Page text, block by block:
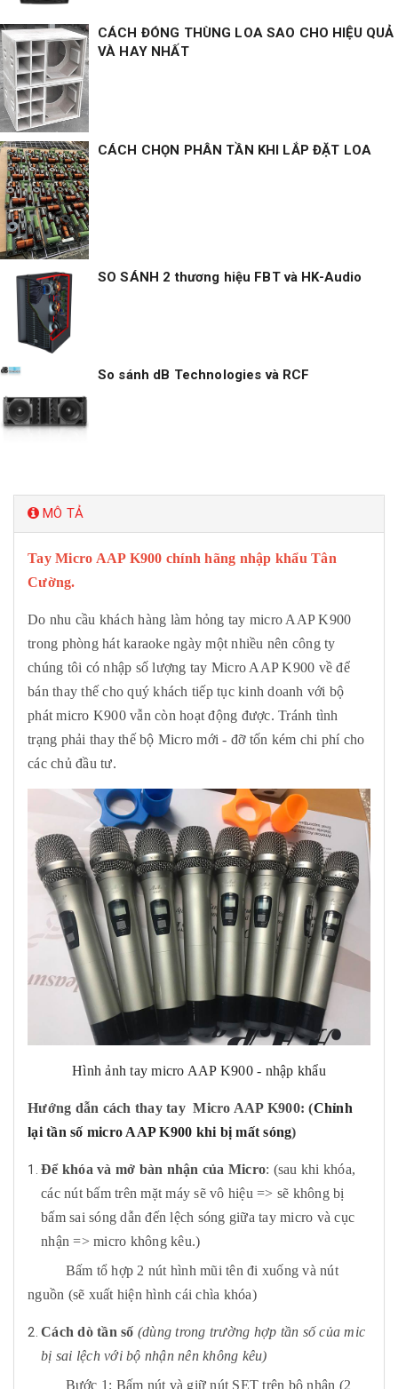
CÁCH ĐÓNG THÙNG LOA SAO CHO HIỆU QUẢ
VÀ HAY NHẤT
CÁCH CHỌN PHÂN TẦN KHI LẮP ĐẶT LOA
SO SÁNH 2 thương hiệu FBT và HK-Audio
So sánh dB Technologies và RCF
MÔ TẢ
Tay Micro AAP K900 chính hãng nhập khẩu Tân
Cường.
Do nhu cầu khách hàng làm hỏng tay micro AAP K900
trong phòng hát karaoke ngày một nhiều nên công ty
chúng tôi có nhập số lượng tay Micro AAP K900 về để
bán thay thế cho quý khách tiếp tục kinh doanh với bộ
phát micro K900 vẫn còn hoạt động được. Tránh tình
trạng phải thay thế bộ Micro mới - đỡ tốn kém chi phí cho
các chủ đầu tư.
Hình ảnh tay micro AAP K900 - nhập khẩu
Hướng dẫn cách thay tay Micro AAP K900: (Chỉnh
lại tần số micro AAP K900 khi bị mất sóng)
Để khóa và mở bàn nhận của Micro: (sau khi khóa,
các nút bấm trên mặt máy sẽ vô hiệu => sẽ không bị
bấm sai sóng dẫn đến lệch sóng giữa tay micro và cục
nhận => micro không kêu.)
Bấm tổ hợp 2 nút hình mũi tên đi xuống và nút
nguồn (sẽ xuất hiện hình cái chìa khóa)
Cách dò tần số (dùng trong trường hợp tần số của mic
bị sai lệch với bộ nhận nên không kêu)
Bước 1: Bấm nút và giữ nút SET trên bộ nhận (2